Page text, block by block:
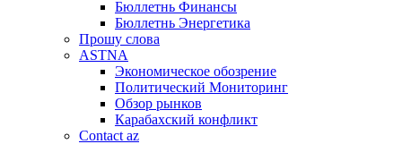
Бюллетнь Финансы
Бюллетнь Энергетика
Прошу слова
ASTNA
Экономическое обозрение
Политический Мониторинг
Обзор рынков
Карабахский конфликт
Contact az